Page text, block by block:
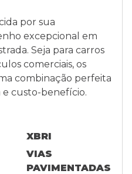
por sua
excepcional em
Seja para carros
comerciais, os
combinação perfeita
custo-benefício.
XBRI
VIAS
PAVIMENTADAS